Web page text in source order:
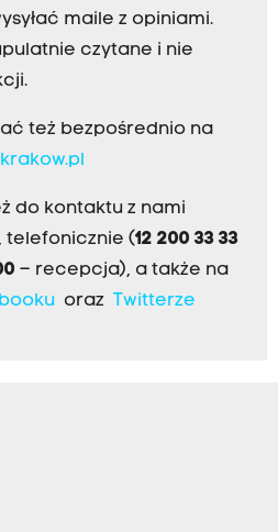
maile z opiniami.
czytane i nie
też bezpośrednio na
do kontaktu z nami
telefonicznie (12 200 33 33
– recepcja), a także na
oraz Twitterze